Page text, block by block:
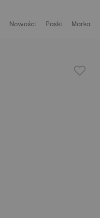
Nowości Paski Marka